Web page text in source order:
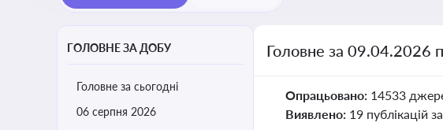
ГОЛОВНЕ ЗА ДОБУ
Головне за сьогодні
06 серпня 2026
Головне за 09.04.2026
Опрацьовано: 14533
Виявлено: 19 публікацій